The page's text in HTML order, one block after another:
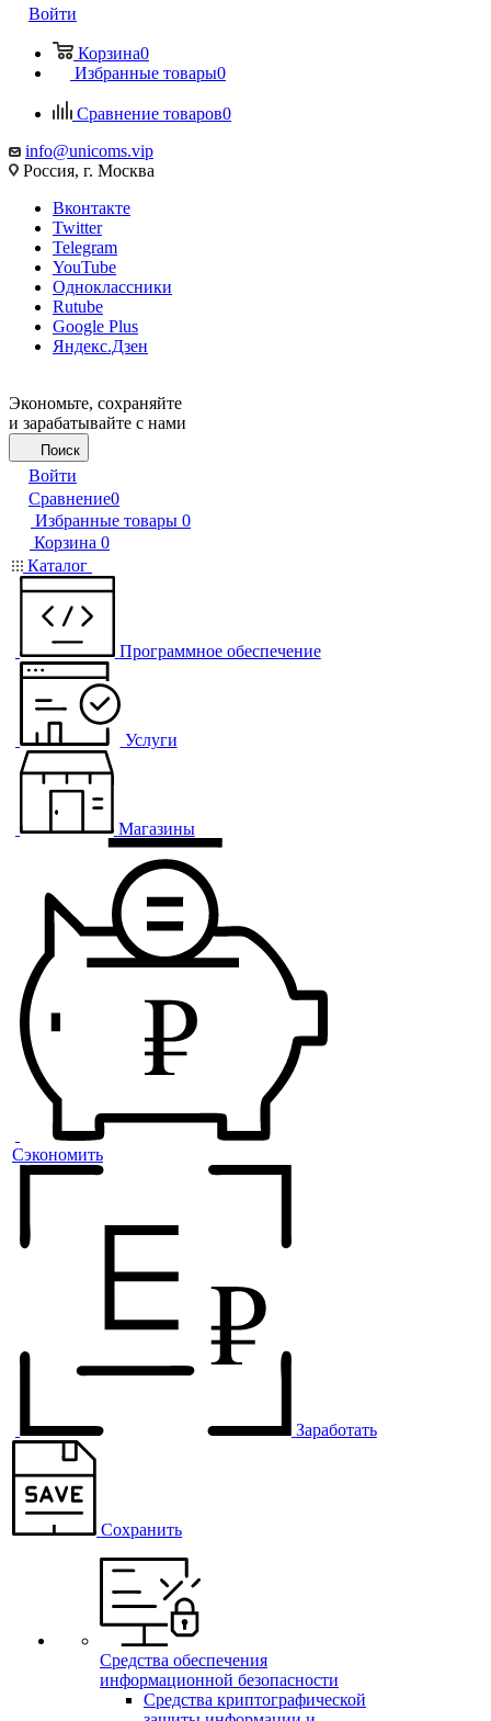
Войти
Корзина0
Избранные товары0
Сравнение товаров0
info@unicoms.vip
Россия, г. Москва
Вконтакте
Twitter
Telegram
YouTube
Одноклассники
Rutube
Google Plus
Яндекс.Дзен
Экономьте, сохраняйте
и зарабатывайте с нами
Поиск
Войти
Сравнение0
Избранные товары 0
Корзина 0
Каталог
Программное обеспечение
Услуги
Магазины
Сэкономить
Заработать
Сохранить
Средства обеспечения
информационной безопасности
Средства криптографической